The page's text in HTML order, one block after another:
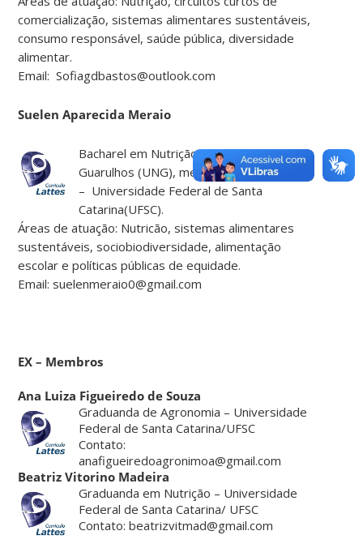
comercialização, sistemas alimentares sustentáveis,
consumo responsável, saúde pública, diversidade
alimentar.
Email: Sofiagdbastos@outlook.com
Suelen Aparecida Meraio
Bacharel em Nutrição – Universidade de
Guarulhos (UNG), mestranda em nutrição
– Universidade Federal de Santa
Catarina(UFSC).
Áreas de atuação: Nutricão, sistemas alimentares
sustentáveis, sociobiodiversidade, alimentação
escolar e políticas públicas de equidade.
Email: suelenmeraio0@gmail.com
EX – Membros
Ana Luiza Figueiredo de Souza
Graduanda de Agronomia – Universidade
Federal de Santa Catarina/UFSC
Contato:
anafigueiredoagronimoa@gmail.com
Beatriz Vitorino Madeira
Graduanda em Nutrição – Universidade
Federal de Santa Catarina/ UFSC
Contato: beatrizvitmad@gmail.com